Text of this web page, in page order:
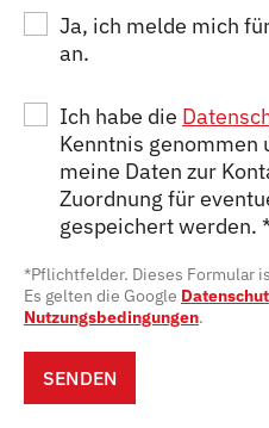
Ja, ich melde mich
an.
Ich habe die
Kenntnis genommen
meine Daten zur
Zuordnung für
gespeichert werden.
*Pflichtfelder. Dieses Formular
Es gelten die Google
Nutzungsbedingungen.
SENDEN